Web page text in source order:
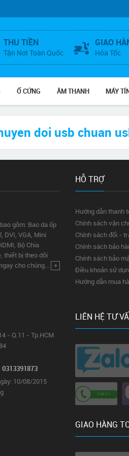
THU TIỀN
Tận Nơi Toàn Quốc
GIAO
Hỏa Tốc
Ổ CỨNG ÂM THANH MÁY
doi usb chuan
gồm: Bao da ốp
DVI, VGA, Mini
Bộ Chia
thiết bị theo dõi
cho chúng... +
- Q.11 - Tp.HCM
10/08/2015
HỖ TRỢ
Hướng dẫn thanh
Chính sách vận
Chính sách đổi -
Chính sách bảo
Chính sách bảo
Điều khoản sử
Hướng dẫn mua
LIÊN HỆ TƯ
GIAO HÀNG